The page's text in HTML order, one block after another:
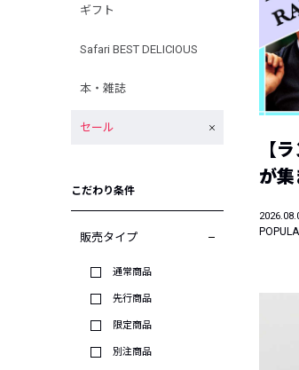
ギフト
Safari BEST DELICIOUS
本・雑誌
セール
こだわり条件
販売タイプ
通常商品
先行商品
限定商品
別注商品
【
が集